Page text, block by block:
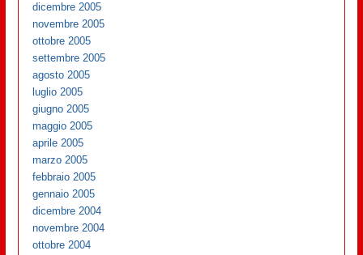
dicembre 2005
novembre 2005
ottobre 2005
settembre 2005
agosto 2005
luglio 2005
giugno 2005
maggio 2005
aprile 2005
marzo 2005
febbraio 2005
gennaio 2005
dicembre 2004
novembre 2004
ottobre 2004